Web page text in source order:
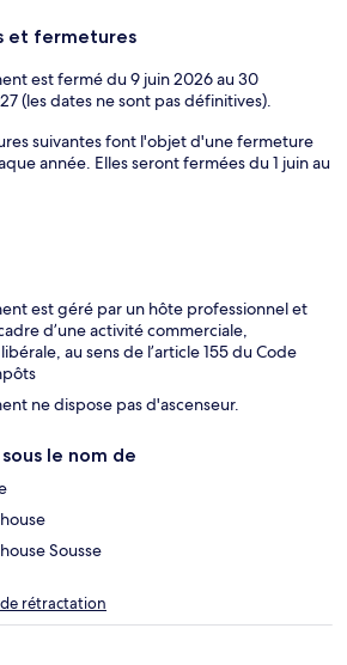
et fermetures
est fermé du 9 juin 2026 au 30
(les dates ne sont pas définitives).
suivantes font l'objet d'une fermeture
année. Elles seront fermées du 1 juin au
est géré par un hôte professionnel et
d’une activité commerciale,
au sens de l’article 155 du Code
ne dispose pas d'ascenseur.
le nom de
Sousse
rétractation